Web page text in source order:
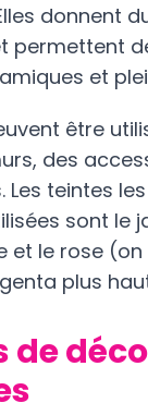
donnent
permettent
et
être
des
Les teintes
sont le
et le rose (on
plus
de déco